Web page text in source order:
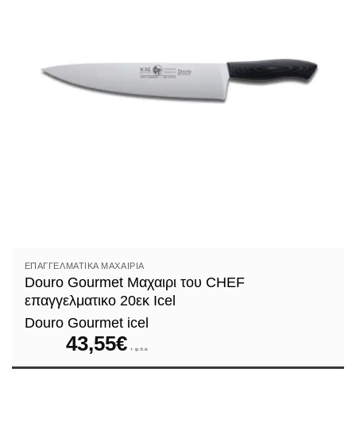
ΕΠΑΓΓΕΛΜΑΤΙΚΆ ΜΑΧΑΊΡΙΑ
Douro Gourmet Μαχαιρι του CHEF
επαγγελματικο 20εκ Icel
Douro Gourmet icel
43,55€ + φ.π.α.